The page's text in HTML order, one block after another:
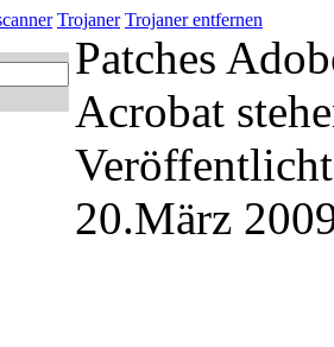
Trojaner Trojaner entfernen
Patches
Acrobat
20.März